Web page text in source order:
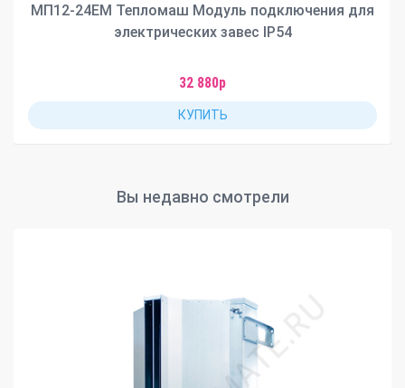
МП12-24ЕМ Тепломаш Модуль подключения для
электрических завес IP54
32 880р
КУПИТЬ
Вы недавно смотрели